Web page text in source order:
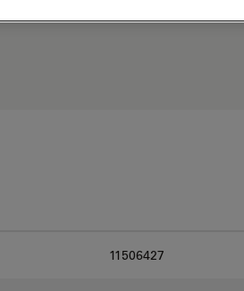
11506427